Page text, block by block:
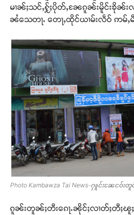
မၢၼ်ႈသင်ႇႁႂ်ႈပိုတ်ႇၼႄၵူၼ်းမိူင်းၶိုၼ်
ၼႆသေတႃႉ တေႃႇထိုင်ယၢမ်းလဵဝ် ဢမ်ႇမီ
Photo Kambawza Tai News-ႁူင်းၼႄငဝ်း
ၵူၼ်းတူၼ်ႈတီးၵေႃႉၼိုင်ႈလၢတ်ႈတီႈၽူႈတွႆ